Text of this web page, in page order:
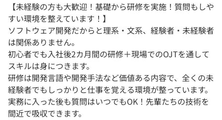
【未経験の方も大歓迎！基礎から研修を実施！質問もしや
すい環境を整えています！】
ソフトウェア開発だからと理系・文系、経験者・未経験者
は関係ありません。
初心者でも入社後2カ月間の研修＋現場でのOJTを通して
スキルは身につきます。
研修は開発言語や開発手法など価値ある内容で、全くの未
経験者でもしっかりと仕事を覚える環境が整っています。
実務に入った後も質問はいつでもOK！先輩たちの技術を
間近で吸収できます。